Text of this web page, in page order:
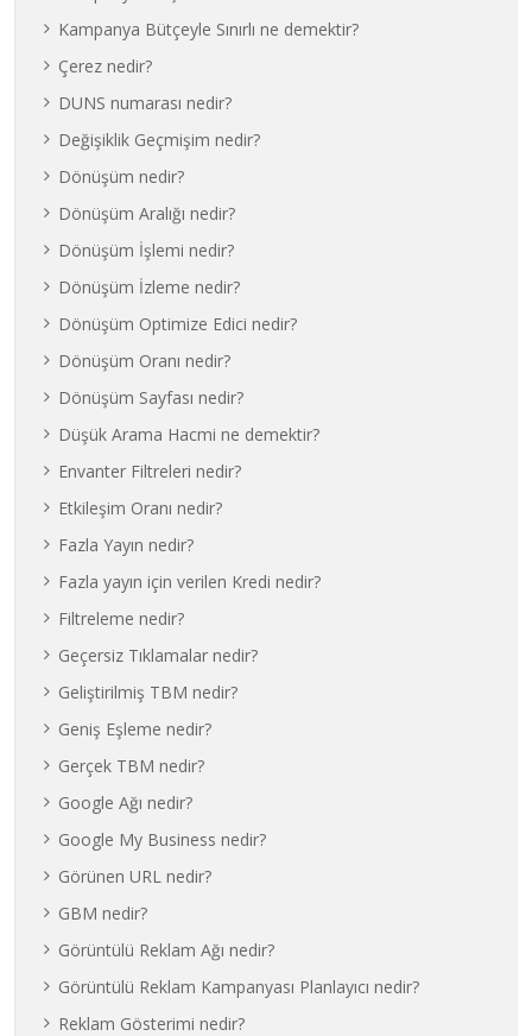
Kampanya Bütçeyle Sınırlı ne demektir?
Çerez nedir?
DUNS numarası nedir?
Değişiklik Geçmişim nedir?
Dönüşüm nedir?
Dönüşüm Aralığı nedir?
Dönüşüm İşlemi nedir?
Dönüşüm İzleme nedir?
Dönüşüm Optimize Edici nedir?
Dönüşüm Oranı nedir?
Dönüşüm Sayfası nedir?
Düşük Arama Hacmi ne demektir?
Envanter Filtreleri nedir?
Etkileşim Oranı nedir?
Fazla Yayın nedir?
Fazla yayın için verilen Kredi nedir?
Filtreleme nedir?
Geçersiz Tıklamalar nedir?
Geliştirilmiş TBM nedir?
Geniş Eşleme nedir?
Gerçek TBM nedir?
Google Ağı nedir?
Google My Business nedir?
Görünen URL nedir?
GBM nedir?
Görüntülü Reklam Ağı nedir?
Görüntülü Reklam Kampanyası Planlayıcı nedir?
Reklam Gösterimi nedir?